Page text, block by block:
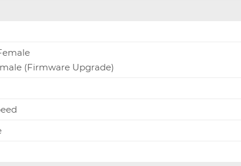
(Firmware Upgrade)